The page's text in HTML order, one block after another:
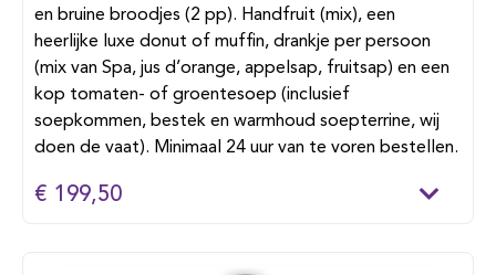
en bruine broodjes (2 pp). Handfruit (mix), een
heerlijke luxe donut of muffin, drankje per persoon
(mix van Spa, jus d’orange, appelsap, fruitsap) en een
kop tomaten- of groentesoep (inclusief
soepkommen, bestek en warmhoud soepterrine, wij
doen de vaat). Minimaal 24 uur van te voren bestellen.
€ 199,50